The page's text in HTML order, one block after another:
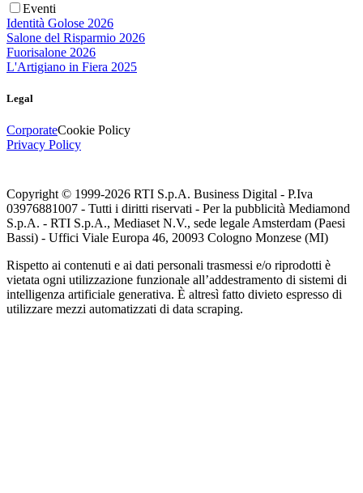
Eventi
Identità Golose 2026
Salone del Risparmio 2026
Fuorisalone 2026
L'Artigiano in Fiera 2025
Legal
CorporateCookie Policy
Privacy Policy
Copyright © 1999-2026 RTI S.p.A. Business Digital - P.Iva
03976881007 - Tutti i diritti riservati - Per la pubblicità Mediamond
S.p.A. - RTI S.p.A., Mediaset N.V., sede legale Amsterdam (Paesi
Bassi) - Uffici Viale Europa 46, 20093 Cologno Monzese (MI)
Rispetto ai contenuti e ai dati personali trasmessi e/o riprodotti è
vietata ogni utilizzazione funzionale all’addestramento di sistemi di
intelligenza artificiale generativa. È altresì fatto divieto espresso di
utilizzare mezzi automatizzati di data scraping.